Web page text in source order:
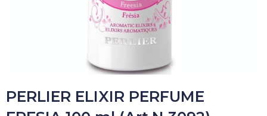
PERLIER ELIXIR PERFUME